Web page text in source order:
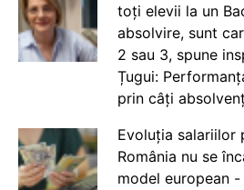
toți elevii la un
absolvire, sunt
2 sau 3, spune
Țugui:
prin câți
Evoluția salariilor
România nu se
model european